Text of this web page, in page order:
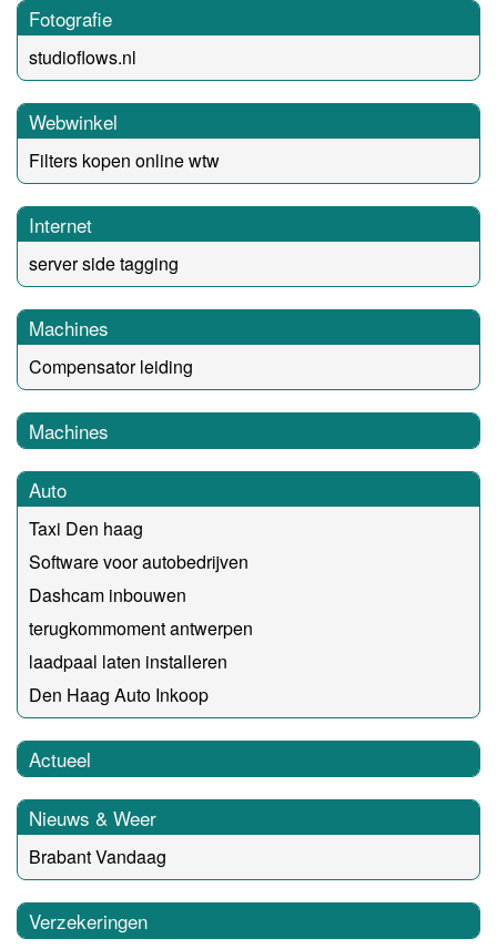
Fotografie
studioflows.nl
Webwinkel
Filters kopen online wtw
Internet
server side tagging
Machines
Compensator leiding
Machines
Auto
Taxi Den haag
Software voor autobedrijven
Dashcam inbouwen
terugkommoment antwerpen
laadpaal laten installeren
Den Haag Auto Inkoop
Actueel
Nieuws & Weer
Brabant Vandaag
Verzekeringen